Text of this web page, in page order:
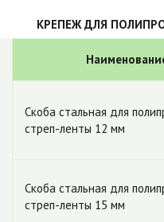
КРЕПЕЖ ДЛЯ
Скоба стальная для
стреп-ленты 12 мм
Скоба стальная для
стреп-ленты 15 мм